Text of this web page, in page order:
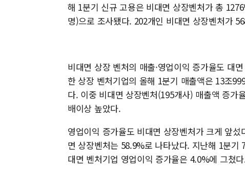
해 1분기 신규 고용은 비대면 상장벤처가 총
명)으로 조사됐다. 202개인 비대면 상장벤처가
비대면 상장 벤처의 매출·영업이익 증가율도 대
한 상장 벤처기업의 올해 1분기 매출액은 13조
다. 이중 비대면 상장벤처(195개사) 매출액 증
배이상 높았다.
영업이익 증가율도 비대면 상장벤처가 크게 앞
면 상장벤처는 58.9%로 나타났다. 지난해 1분기
대면 벤처기업 영업이익 증가율은 4.0%에 그쳤